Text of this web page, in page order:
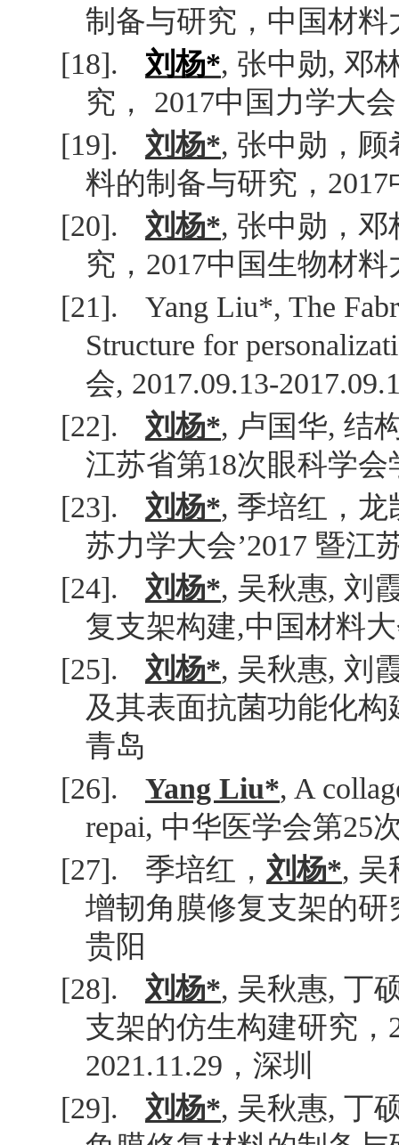
制备与研究，中国材料
[18].
刘杨*, 张中勋, 邓
究，
2017中国力学大
[19].
刘杨*, 张中勋，顾
料的制备与研究， 2017
[20].
刘杨*, 张中勋，邓
究， 2017中国生物材料
[21].
Yang Liu*, The
Structure for
会, 2017.09.13-
[22].
刘杨*, 卢国华, 结
江苏省第18次眼科学会
[23].
刘杨*, 季培红，龙
苏力学大会’2017 暨江
[24].
刘杨*, 吴秋惠, 刘
复支架构建,中国材料
[25].
刘杨*, 吴秋惠, 刘
及其表面抗菌功能化构
青岛
[26].
Yang Liu*, A
repai, 中华医学会第25
[27].
季培红， 刘杨*, 吴
增韧角膜修复支架的研
贵阳
[28].
刘杨*, 吴秋惠, 丁
支架的仿生构建研究，
2021.11.29 ，深圳
[29].
刘杨*, 吴秋惠, 丁